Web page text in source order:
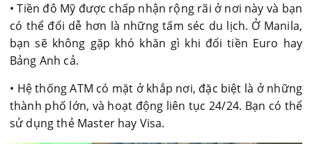
• Tiền đô Mỹ được chấp nhận rộng rãi ở nơi này và bạn
có thể đổi dễ hơn là những tấm séc du lịch. Ở Manila,
bạn sẽ không gặp khó khăn gì khi đổi tiền Euro hay
Bảng Anh cả.
• Hệ thống ATM có mặt ở khắp nơi, đặc biệt là ở những
thành phố lớn, và hoạt động liên tục 24/24. Bạn có thể
sử dụng thẻ Master hay Visa.